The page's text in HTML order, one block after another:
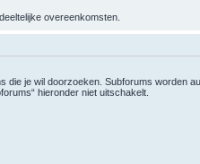
overeenkomsten.
die je wil doorzoeken. Subforums worden
hieronder niet uitschakelt.